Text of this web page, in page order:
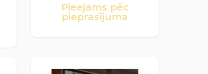
Pieejams pēc
pieprasījuma